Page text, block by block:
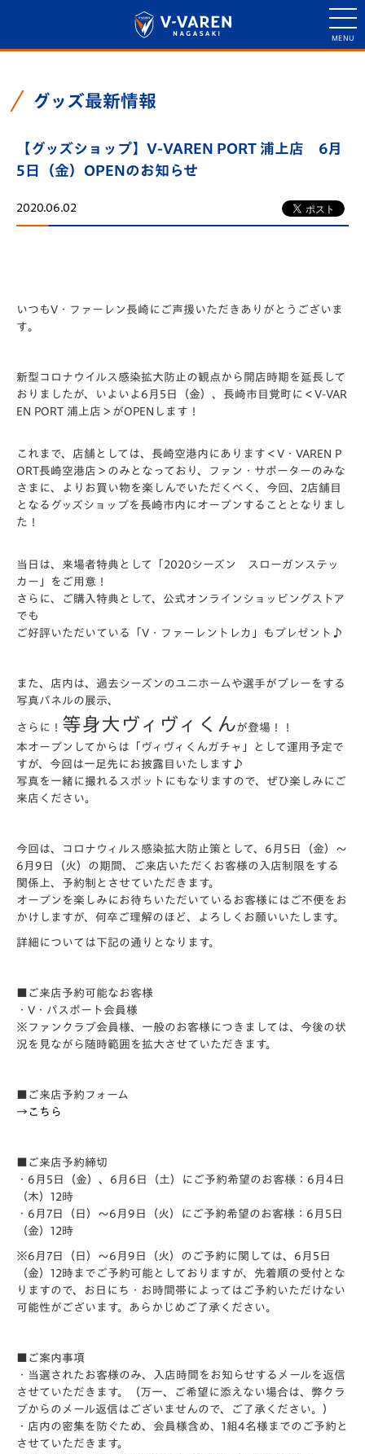
グッズ最新情報
【グッズショップ】V-VAREN PORT 浦上店 6月
5日（金）OPENのお知らせ
2020.06.02
いつもV・ファーレン長崎にご声援いただきありがとうございま
す。
新型コロナウイルス感染拡大防止の観点から開店時期を延長して
おりま したが、いよいよ6月5日（金）、長崎市目覚町に ＜V-VAR
EN PORT 浦上店＞ がOPENします！
これまで、店舗としては、長崎空港内にあります＜V・VAREN P
ORT長崎空港店＞のみとなっており、ファン・サポーターのみな
さまに、
よりお買い物を楽しんでいただく べく、今回、2店舗目
となるグッズショップを 長崎市内にオープン するこ ととなりまし
た！
当日は、来場者特典として
「2020シーズン スローガンステッ
カー」
をご用意！
さらに、ご購入特典として、公式オンラインショッピングストア
で も
ご好評いただいている
「V・ファーレントレカ」 もプレゼント♪
また、店内は、過去シーズンのユニホームや選手がプレーをする
写真パネルの展示、
さらに！ 等身大ヴィヴィくんが登場！！
本オープンしてからは「ヴィヴィくんガチャ」として運用予定で
すが、今回は一足先にお披露目いたします♪
写真を一緒に撮れるスポットにもなりますので、ぜひ楽しみにご
来店ください。
今回は、コロナウィルス感染拡大防止策として、6月5日（金）～
6月9日（火）の期間、ご来店いただくお客様の入店制限をする
関係上、予約制とさせていただきます。
オープンを楽しみにお待ちいただいているお客様にはご不便をお
か けしますが、何卒ご理解のほど、よろしくお願いいたします。
詳細については下記の通りとなります。
■ご来店予約可能なお客様
・V・パスポート会員様
※ファンクラブ会員様、一般のお客様につきましては、今後の状
況を見ながら随時範囲を拡大させていただきます。
■ご来店予約フォーム
→ こちら
■ご来店予約締切
・ 6月5日（金）、6月6日（土）にご予約希望のお客様： 6月4日
（木）12時
・ 6月7日（日）～6月9日（火）にご予約希望のお客様： 6月5日
（金）12時
※6月7日（日）～6月9日（火）のご予約に関しては、6月5日
（金）12時までご予約可能としておりますが、先着順の受付とな
りますので、お日にち・お時間帯によってはご予約いただけない
可能性がございます。あらかじめご了承ください。
■ご案内事項
・当選されたお客様のみ、入店時間をお知らせするメールを返信
させていただきます。（万一、ご希望に添えない場合は、弊クラ
ブからのメール返信はございませんので、ご了承ください。）
・店内の密集を防ぐため、会員様含め、1組4名様までのご予約と
させていただきます。